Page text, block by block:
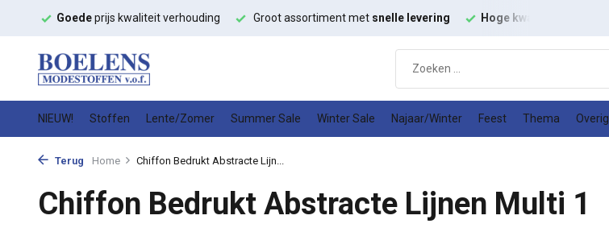
Goedeprijs kwaliteit verhouding Groot assortiment met snelle levering Hoge kwaliteit
NIEUW! Stoffen Lente/Zomer Summer Sale Winter Sale Najaar/Winter Feest Thema Overig
Terug Home Chiffon Bedrukt Abstracte Lijn...
Chiffon Bedrukt Abstracte Lijnen Multi 1